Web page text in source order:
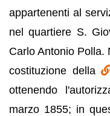
appartenenti al
nel quartiere S.
Carlo Antonio Polla.
costituzione della
ottenendo
marzo 1855; in